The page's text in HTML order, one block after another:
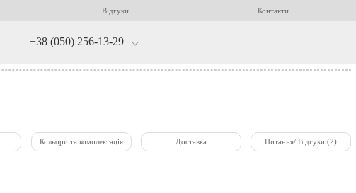
Відгуки Контакти
+38 (050) 256-13-29
Кольори та комплектація Доставка Питання/ Відгуки (2)